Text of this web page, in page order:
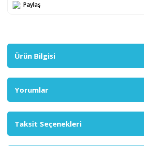
Paylaş
Ürün Bilgisi
Yorumlar
Taksit Seçenekleri